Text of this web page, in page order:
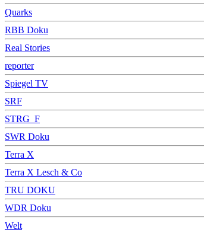
Quarks
RBB Doku
Real Stories
reporter
Spiegel TV
SRF
STRG_F
SWR Doku
Terra X
Terra X Lesch & Co
TRU DOKU
WDR Doku
Welt